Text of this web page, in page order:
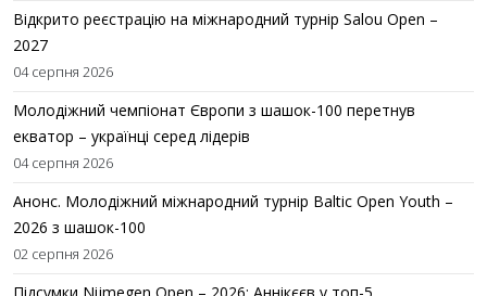
Відкрито реєстрацію на міжнародний турнір Salou Open –
2027
04 серпня 2026
Молодіжний чемпіонат Європи з шашок-100 перетнув
екватор – українці серед лідерів
04 серпня 2026
Анонс. Молодіжний міжнародний турнір Baltic Open Youth –
2026 з шашок-100
02 серпня 2026